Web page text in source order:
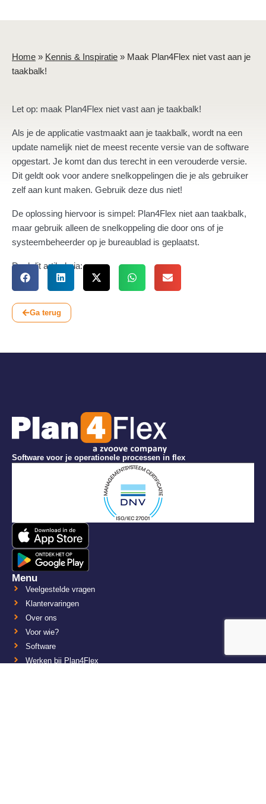
Home » Kennis & Inspiratie » Maak Plan4Flex niet vast aan je
taakbalk!
Let op: maak Plan4Flex niet vast aan je taakbalk!
Als je de applicatie vastmaakt aan je taakbalk, wordt na een
update namelijk niet de meest recente versie van de software
opgestart. Je komt dan dus terecht in een verouderde versie.
Dit geldt ook voor andere snelkoppelingen die je als gebruiker
zelf aan kunt maken. Gebruik deze dus niet!
De oplossing hiervoor is simpel: Plan4Flex niet aan taakbalk,
maar gebruik alleen de snelkoppeling die door ons of je
systeembeheerder op je bureaublad is geplaatst.
Deel dit artikel via:
Ga terug
Software voor je operationele processen in flex
Menu
Veelgestelde vragen
Klantervaringen
Over ons
Voor wie?
Software
Werken bij Plan4Flex